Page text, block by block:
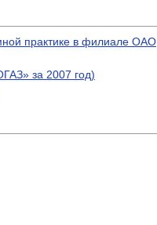
практике в филиале ОАО
за 2007 год)